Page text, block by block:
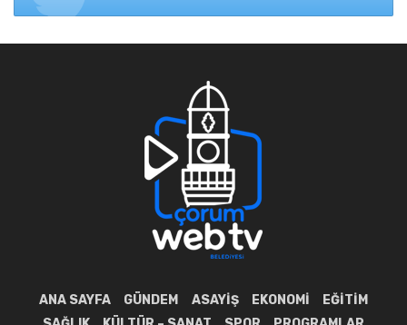
ANA SAYFA GÜNDEM ASAYIŞ EKONOMI
EĞITIM